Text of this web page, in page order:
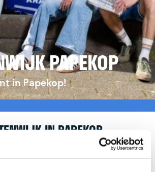
PAPEKOP
in Papekop!
IN PAPEKOP
bent in een